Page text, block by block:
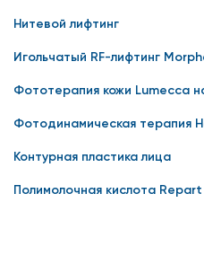
Нитевой лифтинг
Игольчатый RF-лифтинг
Фототерапия кожи Lumecca
Фотодинамическая терапия
Контурная пластика лица
Полимолочная кислота Repart